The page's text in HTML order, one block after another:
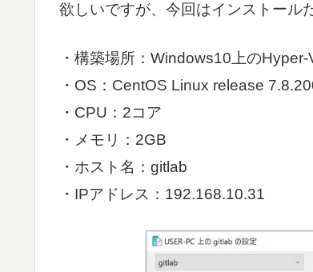
欲しいですが、今回はインストール
・構築場所：Windows10上の
・OS：CentOS Linux release
・CPU：2コア
・メモリ：2GB
・ホスト名：gitlab
・IPアドレス：192.168.10.31